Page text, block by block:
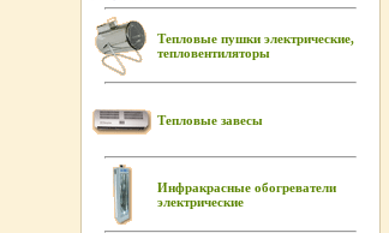
Тепловые пушки электрические,
тепловентиляторы
Тепловые завесы
Инфракрасные обогреватели
электрические